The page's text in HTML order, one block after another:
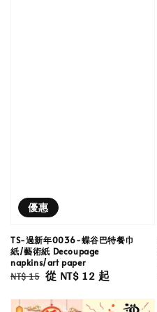
優惠
TS-過新年0036-蝶谷巴特餐巾
紙/藝術紙 Decoupage
napkins/art paper
Regular
NT$ 15 Sale
從 NT$ 12起